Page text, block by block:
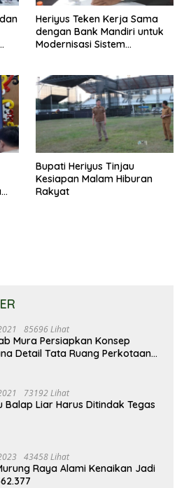
Heriyus Teken Kerja Sama
dengan Bank Mandiri untuk
Modernisasi Sistem
Bupati Heriyus Tinjau
Kesiapan Malam Hiburan
Rakyat
85696 Lihat
Mura Persiapkan Konsep
Detail Tata Ruang Perkotaan
73192 Lihat
Balap Liar Harus Ditindak Tegas
43458 Lihat
Raya Alami Kenaikan Jadi